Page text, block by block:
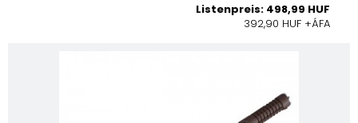
Listenpreis: 498,99 HUF
392,90 HUF +ÁFA